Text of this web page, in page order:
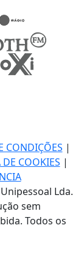
CONDIÇÕES |
COOKIES |
Lda.
sem
Todos os